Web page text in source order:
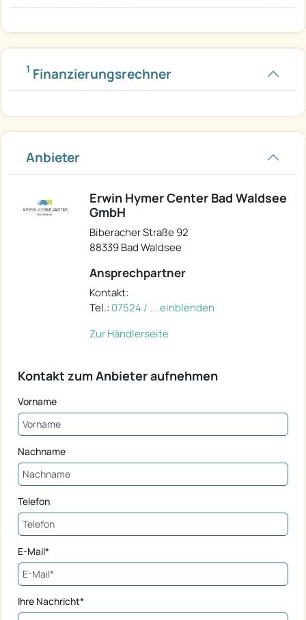
1 Finanzierungsrechner
Anbieter
Erwin Hymer Center Bad Waldsee
GmbH
Biberacher Straße 92
88339 Bad Waldsee
Ansprechpartner
Kontakt:
Tel.: 07524 / ... einblenden
Zur Händlerseite
Kontakt zum Anbieter aufnehmen
Vorname
Nachname
Telefon
E-Mail*
Ihre Nachricht*